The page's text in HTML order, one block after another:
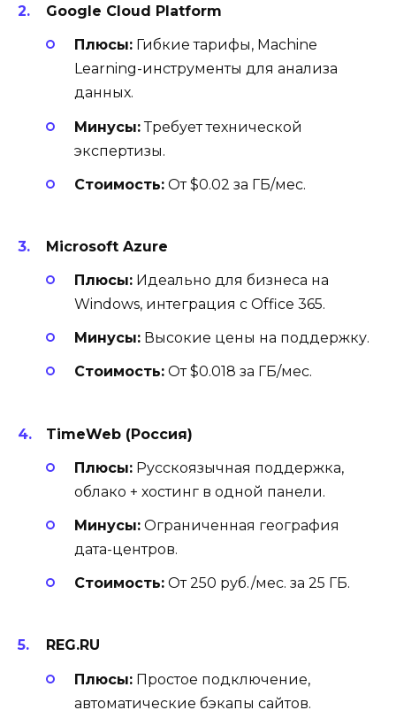
Google Cloud Platform
Плюсы: Гибкие тарифы, Machine
Learning-инструменты для анализа
данных.
Минусы:Требует технической
экспертизы.
Стоимость: От $0.02 за ГБ/мес.
Microsoft Azure
Плюсы: Идеально для бизнеса на
Windows, интеграция с Office 365.
Минусы: Высокие цены на поддержку.
Стоимость: От $0.018 за ГБ/мес.
TimeWeb (Россия)
Плюсы: Русскоязычная поддержка,
облако + хостинг в одной панели.
Минусы: Ограниченная география
дата-центров.
Стоимость: От 250 руб./мес. за 25 ГБ.
REG.RU
Плюсы: Простое подключение,
автоматические бэкапы сайтов.